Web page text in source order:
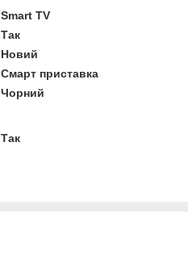
Smart TV
Так
Новий
Смарт приставка
Чорний
Так